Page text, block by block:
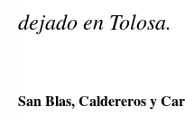
dejado en Tolosa.
San Blas, Caldereros y